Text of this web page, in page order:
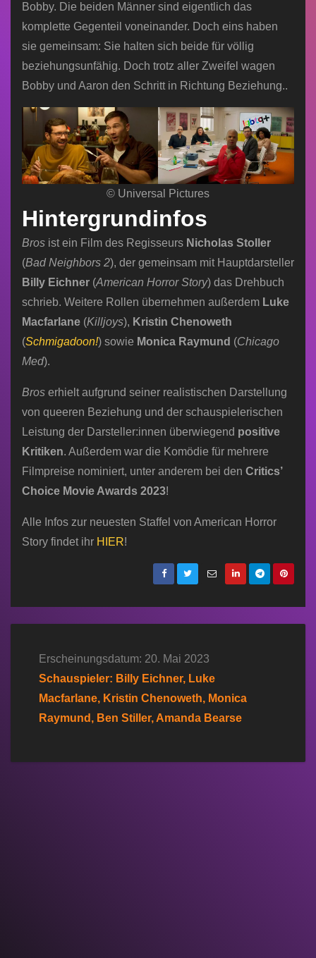
Bobby. Die beiden Männer sind eigentlich das
komplette Gegenteil voneinander. Doch eins haben
sie gemeinsam: Sie halten sich beide für völlig
beziehungsunfähig. Doch trotz aller Zweifel wagen
Bobby und Aaron den Schritt in Richtung Beziehung..
© Universal Pictures
Hintergrundinfos
Bros ist ein Film des Regisseurs Nicholas Stoller
(Bad Neighbors 2), der gemeinsam mit Hauptdarsteller
Billy Eichner (American Horror Story) das Drehbuch
schrieb. Weitere Rollen übernehmen außerdem Luke
Macfarlane (Killjoys), Kristin Chenoweth
(Schmigadoon!) sowie Monica Raymund (Chicago
Med).
Bros erhielt aufgrund seiner realistischen Darstellung
von queeren Beziehung und der schauspielerischen
Leistung der Darsteller:innen überwiegend positive
Kritiken. Außerdem war die Komödie für mehrere
Filmpreise nominiert, unter anderem bei den Critics’
Choice Movie Awards 2023!
Alle Infos zur neuesten Staffel von American Horror
Story findet ihr HIER!
Erscheinungsdatum: 20. Mai 2023
Schauspieler: Billy Eichner, Luke
Macfarlane, Kristin Chenoweth, Monica
Raymund, Ben Stiller, Amanda Bearse